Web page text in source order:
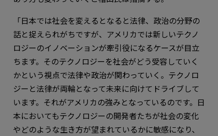
「日本では社会を変えるとなると法律、政治の分野の
話と捉えられがちですが、アメリカでは新しいテクノ
ロジーのイノベーションが牽引役になるケースが目立
ちます。そのテクノロジーを社会がどう受容していく
かという視点で法律や政治が関わっていく。テクノロ
ジーと法律が両輪となって未来に向けてドライブして
います。それがアメリカの強みとなっているのです。日
本においてもテクノロジーの開発者たちが社会の変化
やどのような生き方が望まれているかに敏感になり、